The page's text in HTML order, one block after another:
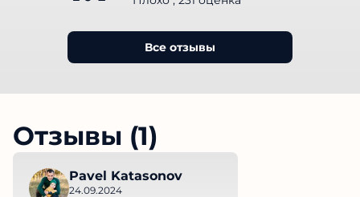
Все отзывы
Отзывы (1)
Pavel Katasonov
24.09.2024